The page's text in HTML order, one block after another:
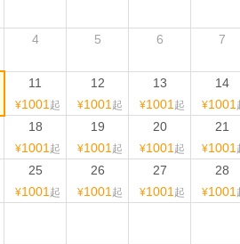
4 5 6 7
11
¥1001起
12
¥1001起
13
¥1001起
14
¥1001
18
¥1001起
19
¥1001起
20
¥1001起
21
¥1001
25
¥1001起
26
¥1001起
27
¥1001起
28
¥1001